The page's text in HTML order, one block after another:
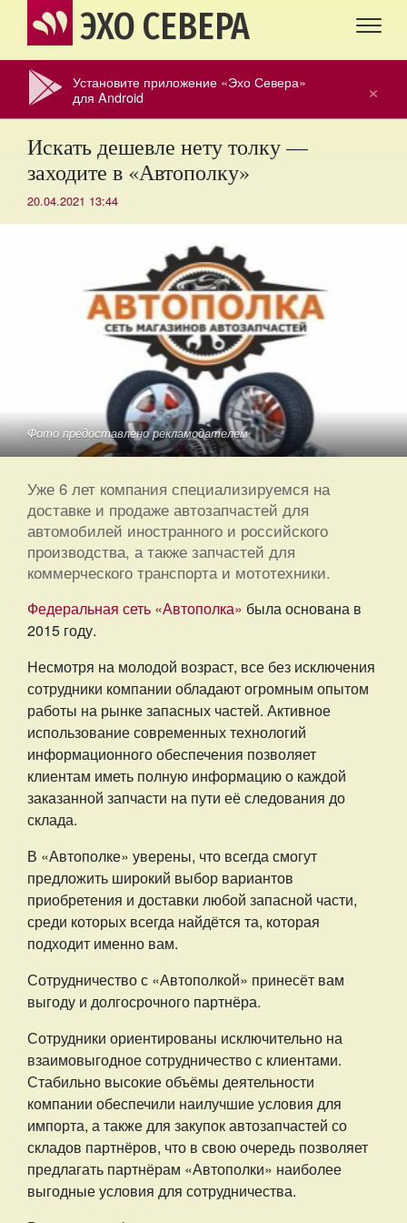
ЭХО СЕВЕРА
×
Установите приложение «Эхо Севера»
для Android
Искать дешевле нету толку —
заходите в «Автополку»
20.04.2021 13:44
Фото предоставлено рекламодателем.
Уже 6 лет компания специализируемся на
доставке и продаже автозапчастей для
автомобилей иностранного и российского
производства, а также запчастей для
коммерческого транспорта и мототехники.
Федеральная сеть «Автополка» была основана в
2015 году.
Несмотря на молодой возраст, все без исключения
сотрудники компании обладают огромным опытом
работы на рынке запасных частей. Активное
использование современных технологий
информационного обеспечения позволяет
клиентам иметь полную информацию о каждой
заказанной запчасти на пути её следования до
склада.
В «Автополке» уверены, что всегда смогут
предложить широкий выбор вариантов
приобретения и доставки любой запасной части,
среди которых всегда найдётся та, которая
подходит именно вам.
Сотрудничество с «Автополкой» принесёт вам
выгоду и долгосрочного партнёра.
Сотрудники ориентированы исключительно на
взаимовыгодное сотрудничество с клиентами.
Стабильно высокие объёмы деятельности
компании обеспечили наилучшие условия для
импорта, а также для закупок автозапчастей со
складов партнёров, что в свою очередь позволяет
предлагать партнёрам «Автополки» наиболее
выгодные условия для сотрудничества.